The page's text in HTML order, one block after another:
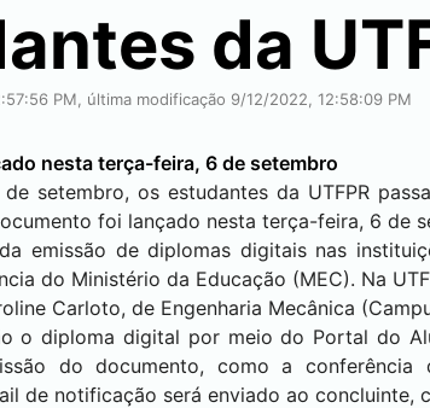
da
PM, última modificação 9/12/2022, 12:58:09 PM
nesta terça-feira, 6 de setembro
setembro, os estudantes da UTFPR
foi lançado nesta terça-feira, 6 de
emissão de diplomas digitais nas
do Ministério da Educação (MEC). Na
Carloto, de Engenharia Mecânica
o diploma digital por meio do Portal do
do documento, como a
de notificação será enviado ao concluinte,